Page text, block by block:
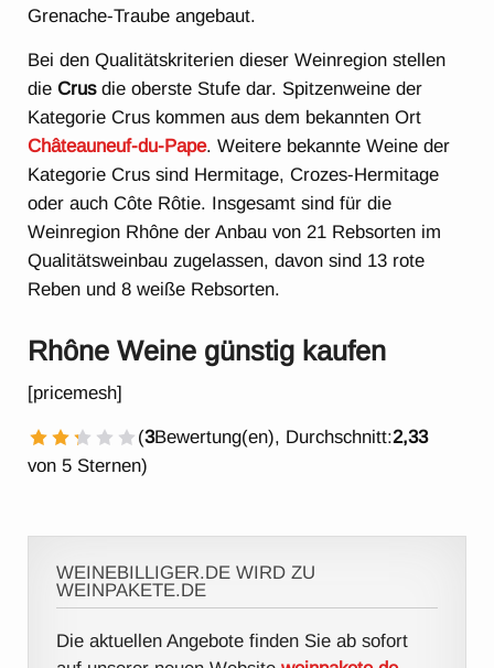
Grenache-Traube angebaut.
Bei den Qualitätskriterien dieser Weinregion stellen
dieCrusdie oberste Stufe dar. Spitzenweine der
Kategorie Crus kommen aus dem bekannten Ort
Châteauneuf-du-Pape. Weitere bekannte Weine der
Kategorie Crus sind Hermitage, Crozes-Hermitage
oder auch Côte Rôtie. Insgesamt sind für die
Weinregion Rhône der Anbau von 21 Rebsorten im
Qualitätsweinbau zugelassen, davon sind 13 rote
Reben und 8 weiße Rebsorten.
Rhône Weine günstig kaufen
[pricemesh]
5 Sterne
4 Sterne
3 Sterne
2 Sterne
1 Stern
(3Bewertung(en), Durchschnitt:2,33
von 5 Sternen)
WEINEBILLIGER.DE WIRD ZU
WEINPAKETE.DE
Die aktuellen Angebote finden Sie ab sofort